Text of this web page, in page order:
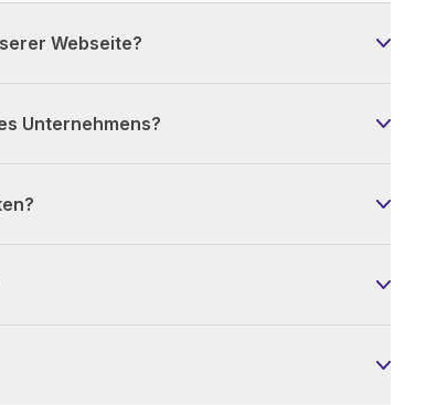
Webseite?
Unternehmens?